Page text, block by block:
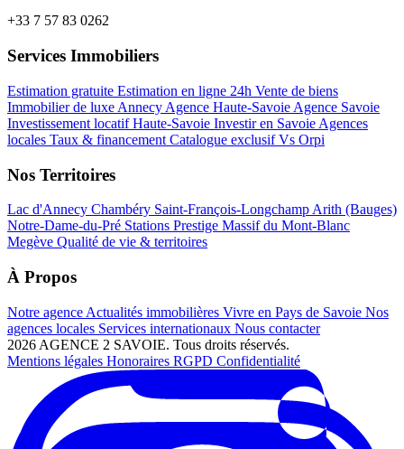
+33 7 57 83 0262
Services Immobiliers
Estimation gratuite Estimation en ligne 24h Vente de biens
Immobilier de luxe Annecy Agence Haute-Savoie Agence Savoie
Investissement locatif Haute-Savoie Investir en Savoie Agences
locales Taux & financement Catalogue exclusifVs Orpi
Nos Territoires
Lac d'Annecy Chambéry Saint-François-Longchamp Arith (Bauges)
Notre-Dame-du-Pré Stations Prestige Massif du Mont-Blanc
Megève Qualité de vie & territoires
À Propos
Notre agence Actualités immobilières Vivre en Pays de Savoie Nos
agences locales Services internationaux Nous contacter
2026 AGENCE 2 SAVOIE. Tous droits réservés.
Mentions légales Honoraires RGPD Confidentialité